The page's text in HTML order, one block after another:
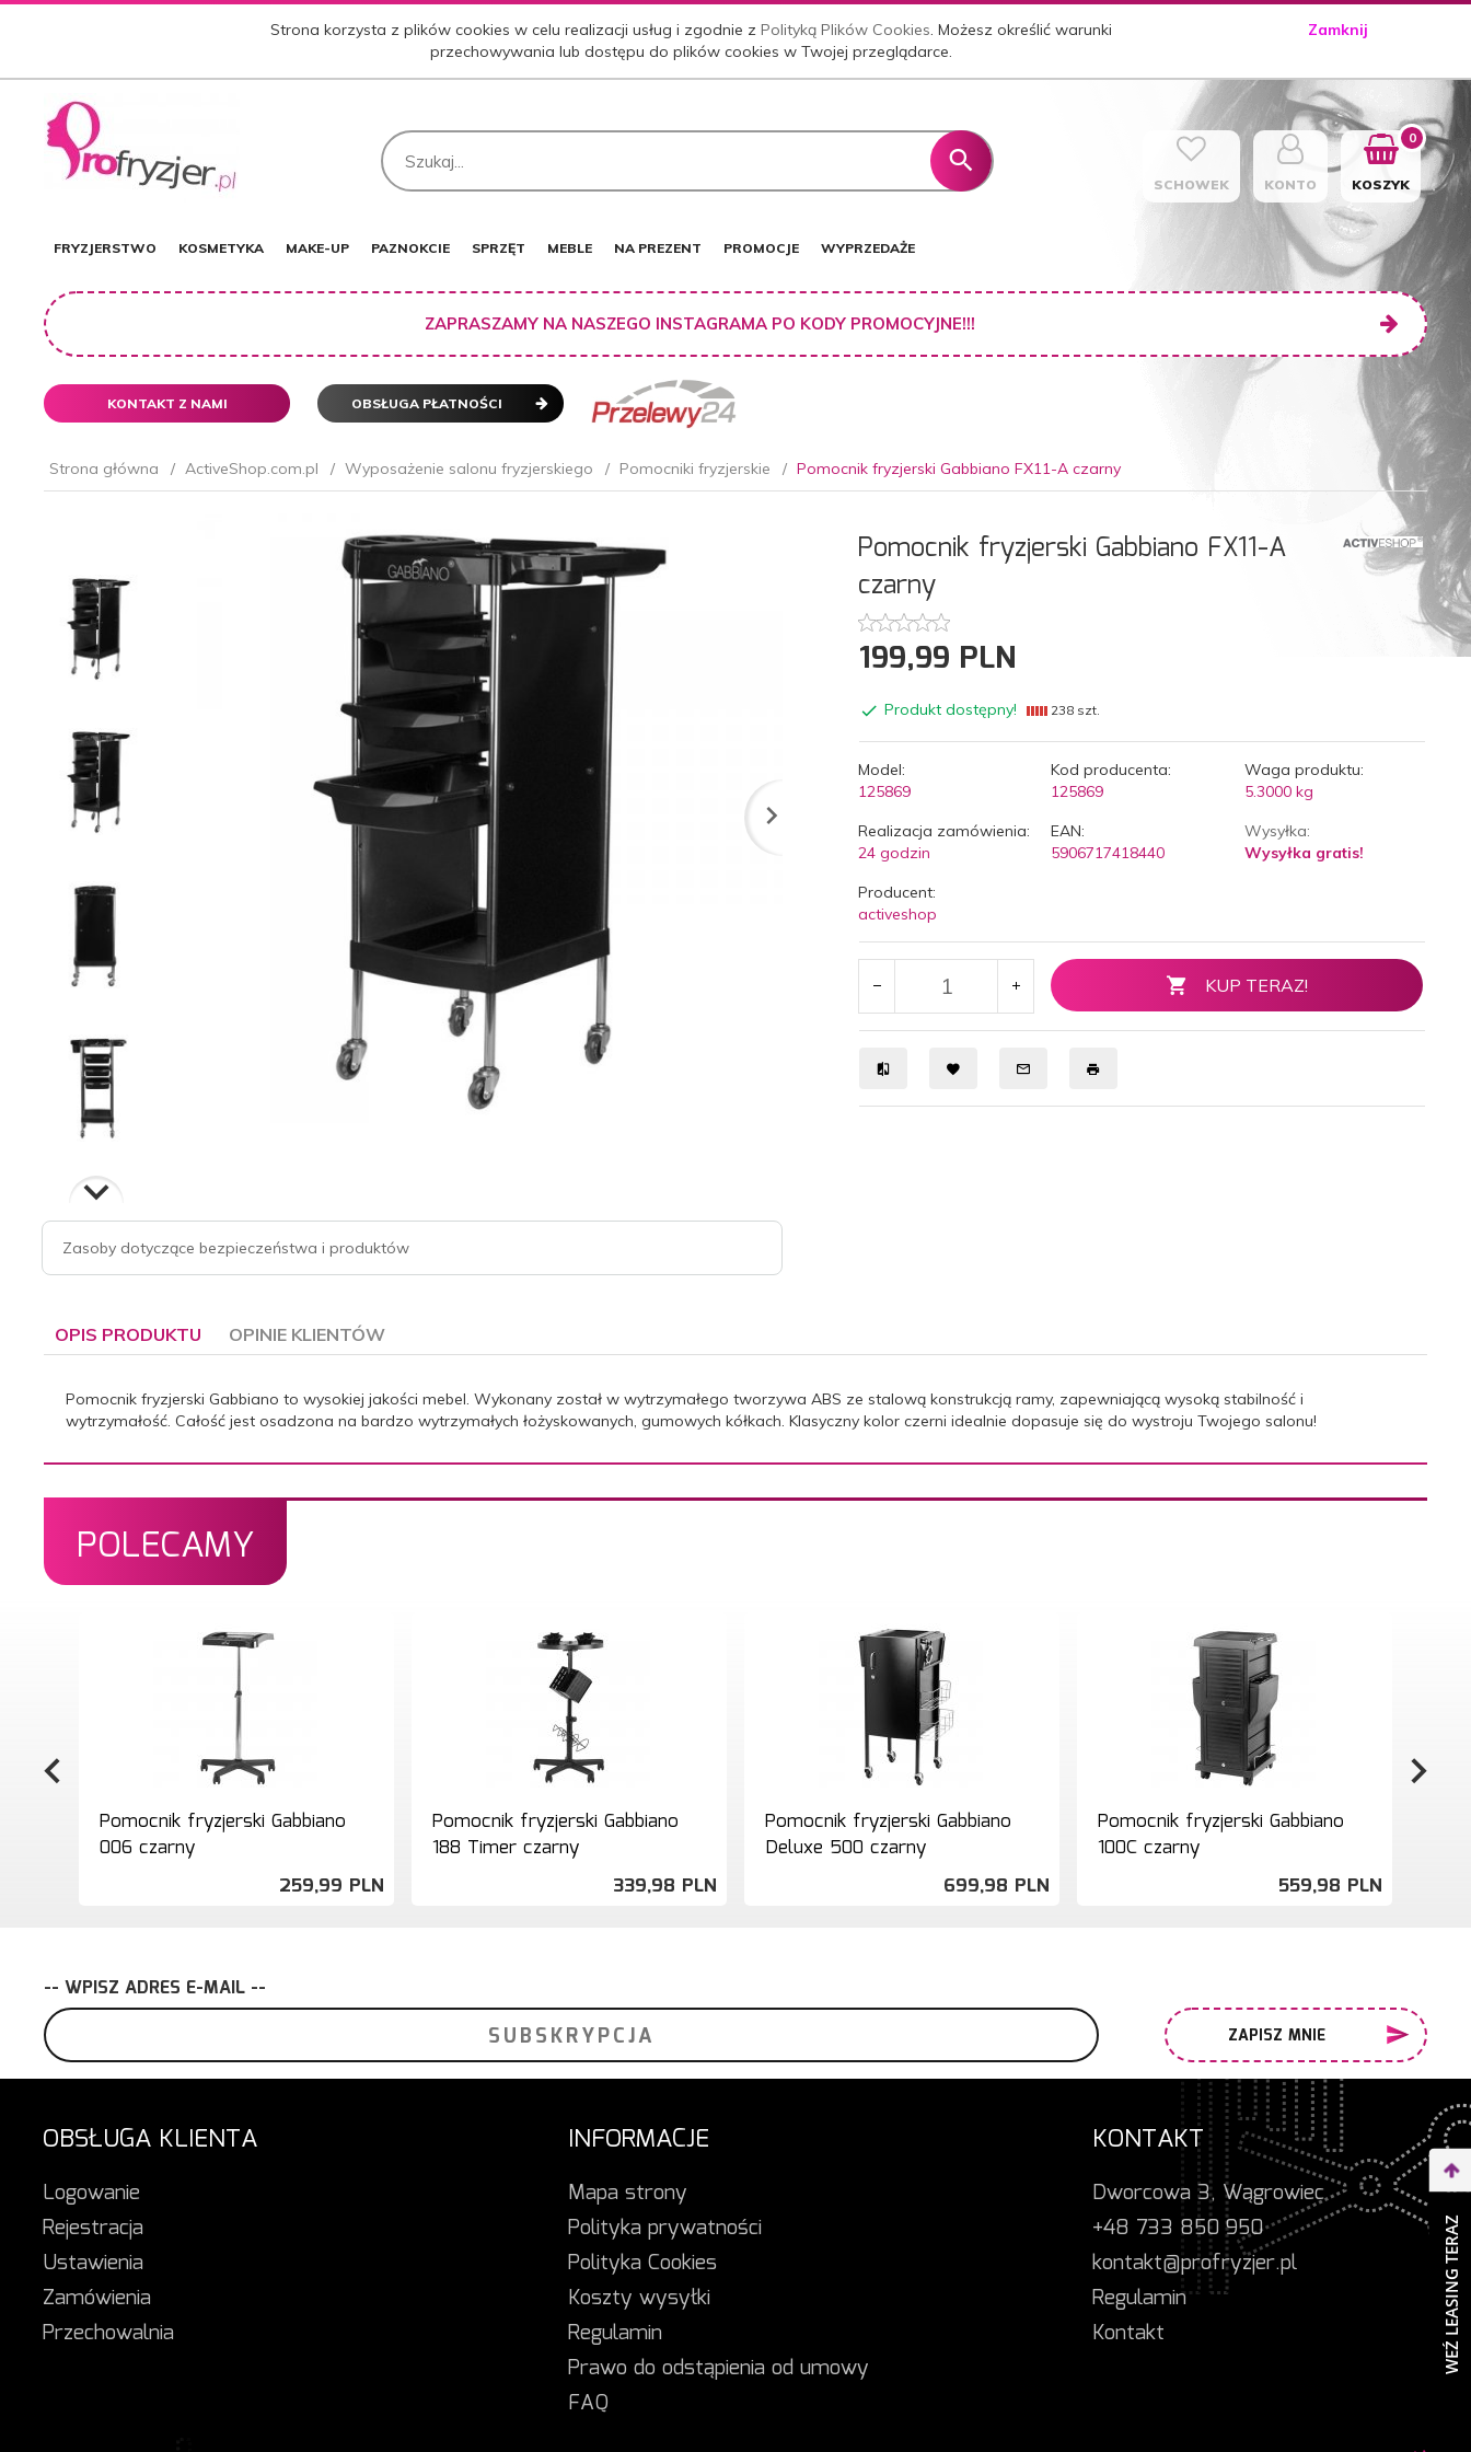
Strona korzysta z plików cookies w celu realizacji usług i zgodnie zPolityką Plików Cookies. Możesz określić warunki
przechowywania lub dostępu do plików cookies w Twojej przeglądarce.
Zamknij
SCHOWEK KONTO KOSZYK
0
FRYZJERSTWO KOSMETYKA MAKE-UP PAZNOKCIE SPRZĘT MEBLE NA PREZENT PROMOCJE WYPRZEDAŻE
ZAPRASZAMY NA NASZEGO INSTAGRAMA PO KODY PROMOCYJNE!!!
KONTAKT Z NAMI OBSŁUGA PŁATNOŚCI
Strona główna ActiveShop.com.pl Wyposażenie salonu fryzjerskiego Pomocniki fryzjerskie Pomocnik fryzjerski Gabbiano FX11-A czarny
Zasoby dotyczące bezpieczeństwa i produktów
Pomocnik fryzjerski Gabbiano FX11-A
czarny
199,99 PLN
Produkt dostępny! 238 szt.
Model:
125869
Kod producenta:
125869
Waga produktu:
5.3000 kg
Realizacja zamówienia:
24 godzin
EAN:
5906717418440
Wysyłka:
Wysyłka gratis!
Producent:
activeshop
KUP TERAZ!
OPIS PRODUKTU OPINIE KLIENTÓW
Pomocnik fryzjerski Gabbiano to wysokiej jakości mebel. Wykonany został w wytrzymałego tworzywa ABS ze stalową konstrukcją ramy, zapewniającą wysoką stabilność i
wytrzymałość. Całość jest osadzona na bardzo wytrzymałych łożyskowanych, gumowych kółkach. Klasyczny kolor czerni idealnie dopasuje się do wystroju Twojego salonu!
POLECAMY
Pomocnik fryzjerski Gabbiano
006 czarny
259,99 PLN
Pomocnik fryzjerski Gabbiano
188 Timer czarny
339,98 PLN
Pomocnik fryzjerski Gabbiano
Deluxe 500 czarny
699,98 PLN
Pomocnik fryzjerski Gabbiano
100C czarny
559,98 PLN
-- WPISZ ADRES E-MAIL --
ZAPISZ MNIE
OBSŁUGA KLIENTA
Logowanie
Rejestracja
Ustawienia
Zamówienia
Przechowalnia
INFORMACJE
Mapa strony
Polityka prywatności
Polityka Cookies
Koszty wysyłki
Regulamin
Prawo do odstąpienia od umowy
FAQ
KONTAKT
Dworcowa 3, Wągrowiec
+48 733 850 950
kontakt@profryzjer.pl
Regulamin
Kontakt
WEŹ LEASING TERAZ